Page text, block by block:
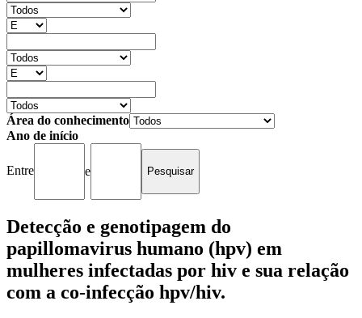
Área do conhecimento
Ano de início
Entre e
Detecção e genotipagem do
papillomavirus humano (hpv) em
mulheres infectadas por hiv e sua relação
com a co-infecção hpv/hiv.